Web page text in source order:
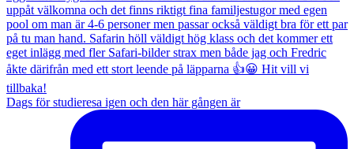
Dags för studieresa igen och den här gången är